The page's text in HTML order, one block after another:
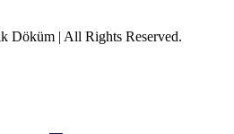
Döküm | All Rights Reserved.